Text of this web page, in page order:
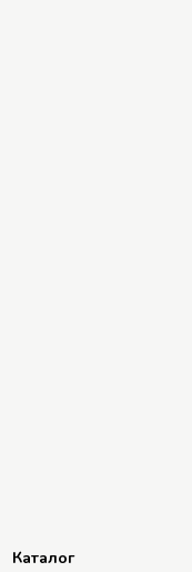
Каталог